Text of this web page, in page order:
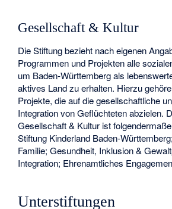
Gesellschaft & Kultur
Die Stiftung bezieht nach eigenen
Programmen und Projekten alle
um Baden-Württemberg als
aktives Land zu erhalten. Hierzu
Projekte, die auf die gesellschaftliche
Integration von Geflüchteten abzielen.
Gesellschaft & Kultur ist
Stiftung Kinderland Baden-
Familie; Gesundheit, Inklusion &
Integration; Ehrenamtliches
Unterstiftungen